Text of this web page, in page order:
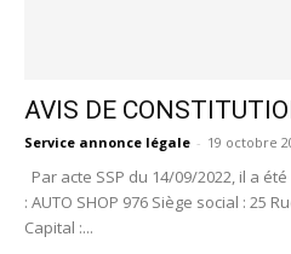
AVIS DE
Service annonce légale - 19 octobre
Par acte SSP du 14/09/2022, il a
: AUTO SHOP 976 Siège social : 25
Capital :...